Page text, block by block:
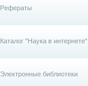
Рефераты
Каталог "Наука в интернете"
Электронные библиотеки